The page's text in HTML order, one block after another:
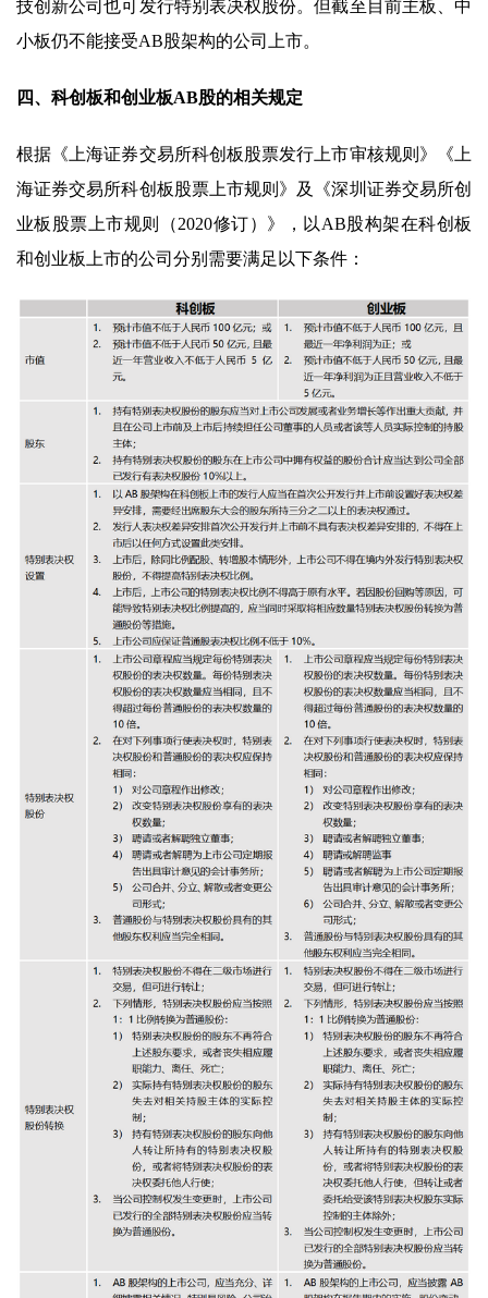
技创新公司也可发行特别表决权股份。但截至目前主板、中
小板仍不能接受AB股架构的公司上市。
四、科创板和创业板AB股的相关规定
根据《上海证券交易所科创板股票发行上市审核规则》《上
海证券交易所科创板股票上市规则》及《深圳证券交易所创
业板股票上市规则（2020修订）》，以AB股构架在科创板
和创业板上市的公司分别需要满足以下条件：